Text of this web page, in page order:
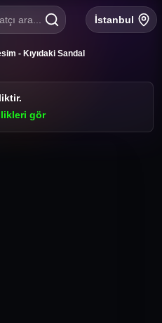
ara... İstanbul
- Kıyıdaki Sandal
gör